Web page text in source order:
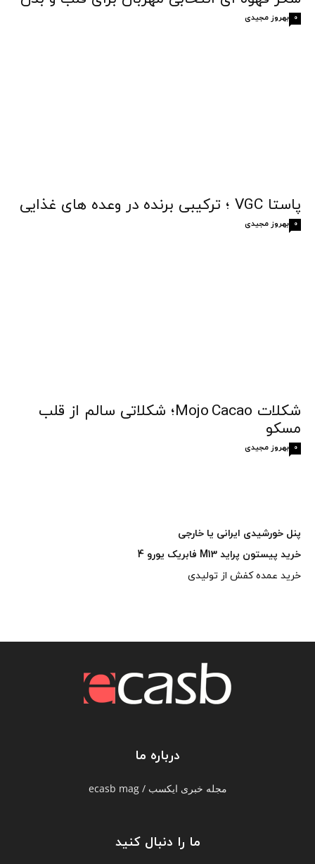
بهروز مجیدی 0
پاستا VGC ؛ ترکیبی برنده در وعده های غذایی
بهروز مجیدی 0
شکلات Mojo Cacao؛ شکلاتی سالم از قلب
مسکو
بهروز مجیدی 0
پنل خورشیدی ایرانی یا خارجی
خرید پیستون پراید M13 فابریک یورو 4
خرید عمده کفش از تولیدی
درباره ما
مجله خبری ایکسب / ecasb mag
ما را دنبال کنید